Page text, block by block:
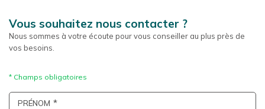
Vous souhaitez nous contacter ?
Nous sommes à votre écoute pour vous conseiller au plus près de
vos besoins.
PRÉNOM